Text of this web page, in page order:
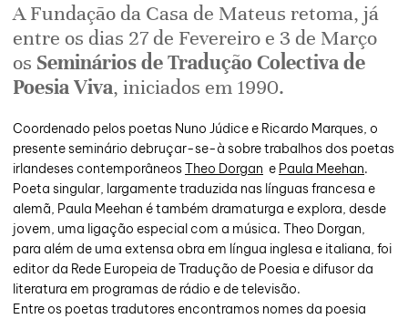
A Fundação da Casa de Mateus retoma, já
entre os dias 27 de Fevereiro e 3 de Março
os Seminários de Tradução Colectiva de
Poesia Viva, iniciados em 1990.
Coordenado pelos poetas Nuno Júdice e Ricardo Marques, o
presente seminário debruçar-se-à sobre trabalhos dos poetas
irlandeses contemporâneosTheo Dorgan e Paula Meehan.
Poeta singular, largamente traduzida nas línguas francesa e
alemã, Paula Meehan é também dramaturga e explora, desde
jovem, uma ligação especial com a música. Theo Dorgan,
para além de uma extensa obra em língua inglesa e italiana, foi
editor da Rede Europeia de Tradução de Poesia e difusor da
literatura em programas de rádio e de televisão.
Entre os poetas tradutores encontramos nomes da poesia